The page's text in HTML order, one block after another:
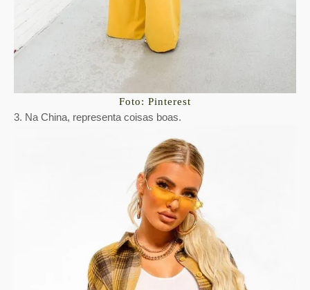
Foto: Pinterest
3. Na China, representa coisas boas.